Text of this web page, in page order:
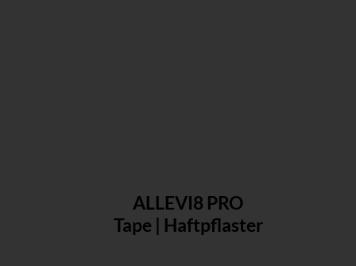
ALLEVI8 PRO
Tape | Haftpflaster